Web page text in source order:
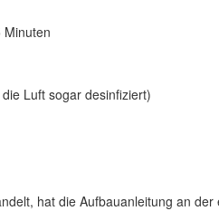
Minuten
Luft sogar desinfiziert)
hat die Aufbauanleitung an der